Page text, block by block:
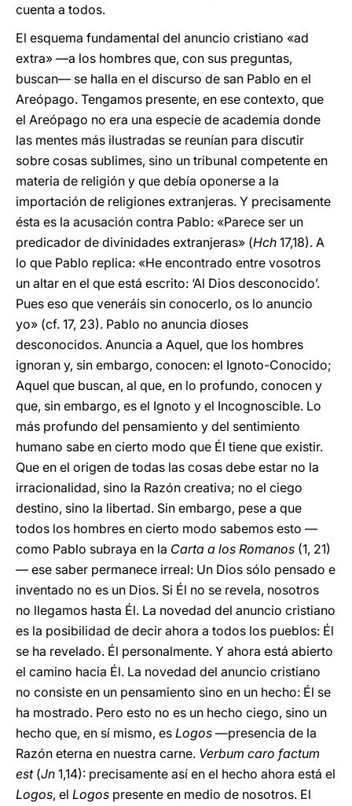
cuenta a todos.
El esquema fundamental del anuncio cristiano «ad
extra» —a los hombres que, con sus preguntas,
buscan— se halla en el discurso de san Pablo en el
Areópago. Tengamos presente, en ese contexto, que
el Areópago no era una especie de academia donde
las mentes más ilustradas se reunían para discutir
sobre cosas sublimes, sino un tribunal competente en
materia de religión y que debía oponerse a la
importación de religiones extranjeras. Y precisamente
ésta es la acusación contra Pablo: «Parece ser un
predicador de divinidades extranjeras» (Hch 17,18). A
lo que Pablo replica: «He encontrado entre vosotros
un altar en el que está escrito: ‘Al Dios desconocido’.
Pues eso que veneráis sin conocerlo, os lo anuncio
yo» (cf. 17, 23). Pablo no anuncia dioses
desconocidos. Anuncia a Aquel, que los hombres
ignoran y, sin embargo, conocen: el Ignoto-Conocido;
Aquel que buscan, al que, en lo profundo, conocen y
que, sin embargo, es el Ignoto y el Incognoscible. Lo
más profundo del pensamiento y del sentimiento
humano sabe en cierto modo que Él tiene que existir.
Que en el origen de todas las cosas debe estar no la
irracionalidad, sino la Razón creativa; no el ciego
destino, sino la libertad. Sin embargo, pese a que
todos los hombres en cierto modo sabemos esto —
como Pablo subraya en la Carta a los Romanos (1, 21)
— ese saber permanece irreal: Un Dios sólo pensado e
inventado no es un Dios. Si Él no se revela, nosotros
no llegamos hasta Él. La novedad del anuncio cristiano
es la posibilidad de decir ahora a todos los pueblos: Él
se ha revelado. Él personalmente. Y ahora está abierto
el camino hacia Él. La novedad del anuncio cristiano
no consiste en un pensamiento sino en un hecho: Él se
ha mostrado. Pero esto no es un hecho ciego, sino un
hecho que, en sí mismo, es Logos —presencia de la
Razón eterna en nuestra carne. Verbum caro factum
est (Jn 1,14): precisamente así en el hecho ahora está el
Logos, el Logos presente en medio de nosotros. El